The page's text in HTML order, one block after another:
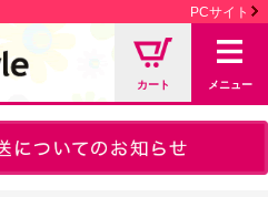
PCサイト
カート メニュー